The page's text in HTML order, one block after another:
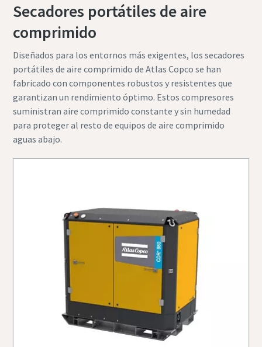
Secadores portátiles de aire
comprimido
Diseñados para los entornos más exigentes, los secadores
portátiles de aire comprimido de Atlas Copco se han
fabricado con componentes robustos y resistentes que
garantizan un rendimiento óptimo. Estos compresores
suministran aire comprimido constante y sin humedad
para proteger al resto de equipos de aire comprimido
aguas abajo.